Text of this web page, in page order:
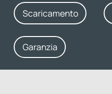
Scaricamento
Garanzia